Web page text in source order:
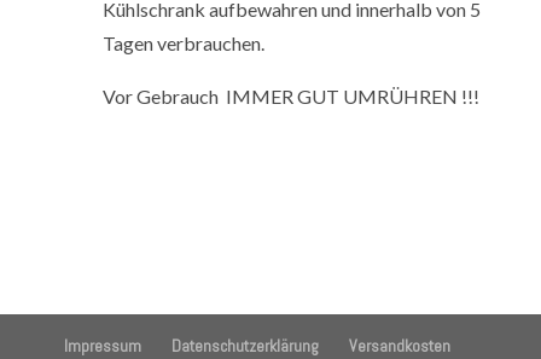
Kühlschrank aufbewahren und innerhalb von 5
Tagen verbrauchen.
Vor Gebrauch IMMER GUT UMRÜHREN !!!
Impressum Datenschutzerklärung Versandkosten